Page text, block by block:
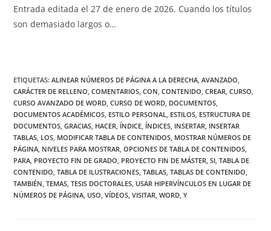
Entrada editada el 27 de enero de 2026. Cuando los títulos
son demasiado largos o…
ETIQUETAS:ALINEAR NÚMEROS DE PÁGINA A LA DERECHA, AVANZADO,
CARÁCTER DE RELLENO, COMENTARIOS, CON, CONTENIDO, CREAR, CURSO,
CURSO AVANZADO DE WORD, CURSO DE WORD, DOCUMENTOS,
DOCUMENTOS ACADÉMICOS, ESTILO PERSONAL, ESTILOS, ESTRUCTURA DE
DOCUMENTOS, GRACIAS, HACER, ÍNDICE, ÍNDICES, INSERTAR, INSERTAR
TABLAS, LOS, MODIFICAR TABLA DE CONTENIDOS, MOSTRAR NÚMEROS DE
PÁGINA, NIVELES PARA MOSTRAR, OPCIONES DE TABLA DE CONTENIDOS,
PARA, PROYECTO FIN DE GRADO, PROYECTO FIN DE MÁSTER, SI, TABLA DE
CONTENIDO, TABLA DE ILUSTRACIONES, TABLAS, TABLAS DE CONTENIDO,
TAMBIÉN, TEMAS, TESIS DOCTORALES, USAR HIPERVÍNCULOS EN LUGAR DE
NÚMEROS DE PÁGINA, USO, VÍDEOS, VISITAR, WORD, Y